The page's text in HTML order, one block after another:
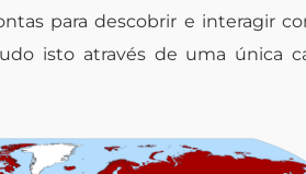
para descobrir e interagir
isto através de uma única